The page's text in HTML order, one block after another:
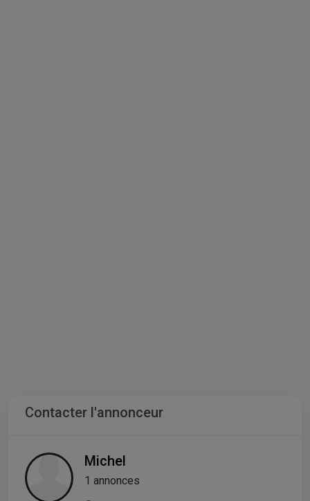
Contacter l'annonceur
Michel
1 annonces